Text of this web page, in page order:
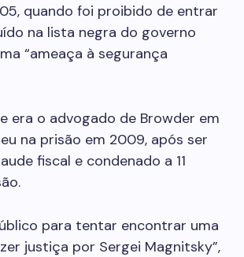
quando foi proibido de entrar
na lista negra do governo
“ameaça à segurança
era o advogado de Browder em
na prisão em 2009, após ser
fiscal e condenado a 11
para tentar encontrar uma
justiça por Sergei Magnitsky”,